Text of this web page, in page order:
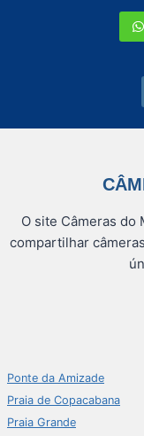
O site Câmeras do
compartilhar
Ponte da Amizade
Praia de Copacabana
Praia Grande